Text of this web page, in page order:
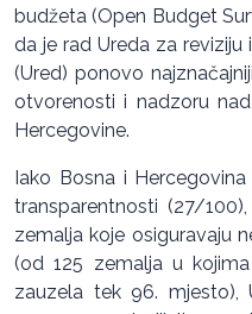
budžeta (Open Budget
da je rad Ureda za
(Ured) ponovo
otvorenosti i nadzoru
Hercegovine.
Iako Bosna i
transparentnosti (27/
zemalja koje osiguravaju
(od 125 zemalja u
zauzela tek 96. mjesto),